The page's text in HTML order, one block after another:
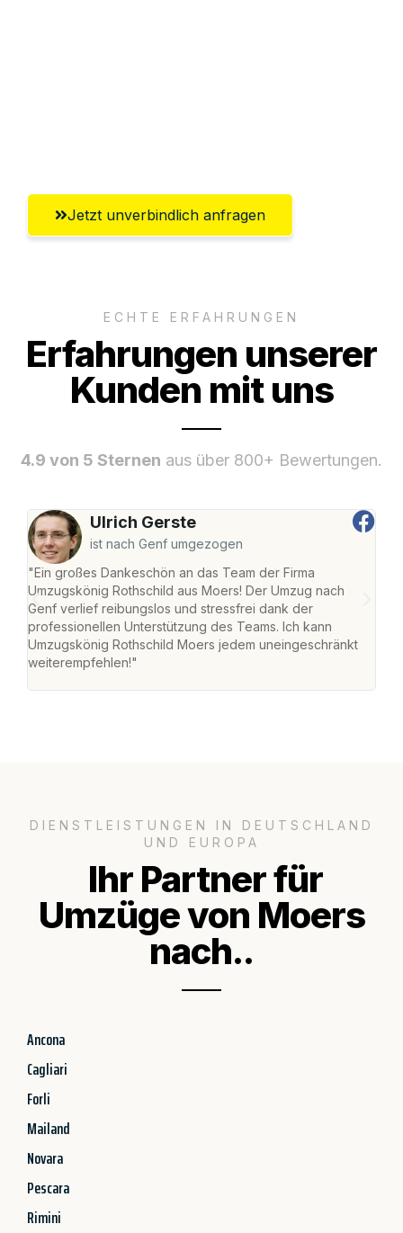
Jetzt unverbindlich anfragen
ECHTE ERFAHRUNGEN
Erfahrungen unserer
Kunden mit uns
4.9 von 5 Sternen aus über 800+ Bewertungen.
Ulrich Gerste
ist nach Genf umgezogen
"Ein großes Dankeschön an das Team der Firma
Umzugskönig Rothschild aus Moers! Der Umzug nach
Genf verlief reibungslos und stressfrei dank der
professionellen Unterstützung des Teams. Ich kann
Umzugskönig Rothschild Moers jedem uneingeschränkt
weiterempfehlen!"
DIENSTLEISTUNGEN IN DEUTSCHLAND
UND EUROPA
Ihr Partner für
Umzüge von Moers
nach..
Ancona
Cagliari
Forli
Mailand
Novara
Pescara
Rimini